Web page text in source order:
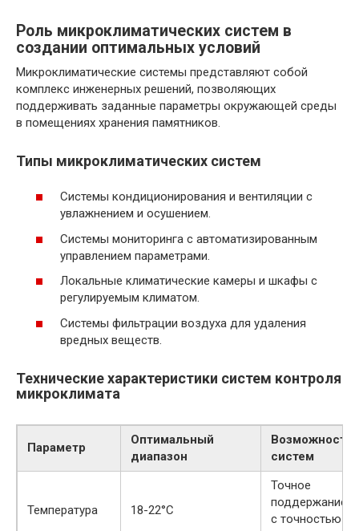
Роль микроклиматических систем в
создании оптимальных условий
Микроклиматические системы представляют собой
комплекс инженерных решений, позволяющих
поддерживать заданные параметры окружающей среды
в помещениях хранения памятников.
Типы микроклиматических систем
Системы кондиционирования и вентиляции с
увлажнением и осушением.
Системы мониторинга с автоматизированным
управлением параметрами.
Локальные климатические камеры и шкафы с
регулируемым климатом.
Системы фильтрации воздуха для удаления
вредных веществ.
Технические характеристики систем контроля
микроклимата
Параметр
Оптимальный
диапазон
Возможности
систем
Температура 18-22°C
Точное
поддержание
с точностью